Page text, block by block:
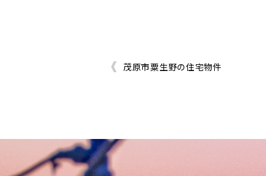
茂原市粟生野の住宅物件